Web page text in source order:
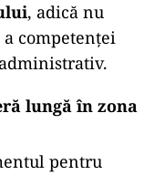
, adică nu
competenței
lungă în zona
pentru